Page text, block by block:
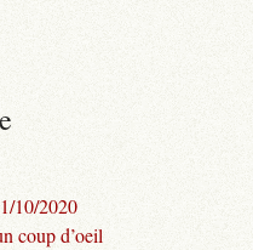
10/2020
coup d’oeil